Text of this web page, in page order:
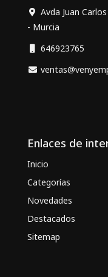
Avda Juan
- Murcia
646923765
Enlaces de
Inicio
Categorías
Novedades
Destacados
Sitemap